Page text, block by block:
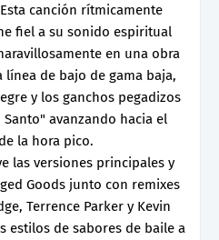
canción rítmicamente
fiel a su sonido espiritual
en una obra
línea de bajo de gama baja,
y los ganchos pegadizos
avanzando hacia el
la hora pico.
las versiones principales y
Goods junto con remixes
Terrence Parker y Kevin
estilos de sabores de baile a